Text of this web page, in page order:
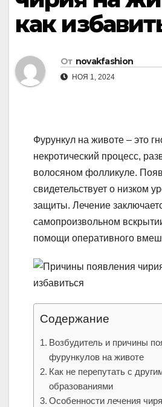
как
От novakfashion
НОЯ 1, 2024
Фурункул на животе – это
некротический процесс,
волосяном фолликуле.
свидетельствует о низком
защиты. Лечение
самопроизвольном
помощи оперативного
Содержание
Возбудитель и причины
фурункулов на животе
Как не перепутать с
образованиями
Особенности лечения